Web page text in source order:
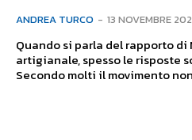
ANDREA TURCO - 13 NOVEMBRE
Quando si parla del rapporto
artigianale, spesso le risposte
Secondo molti il movimento